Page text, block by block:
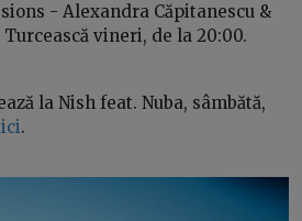
- Alexandra Căpitanescu &
vineri, de la 20:00.
la Nish feat. Nuba, sâmbătă,
.